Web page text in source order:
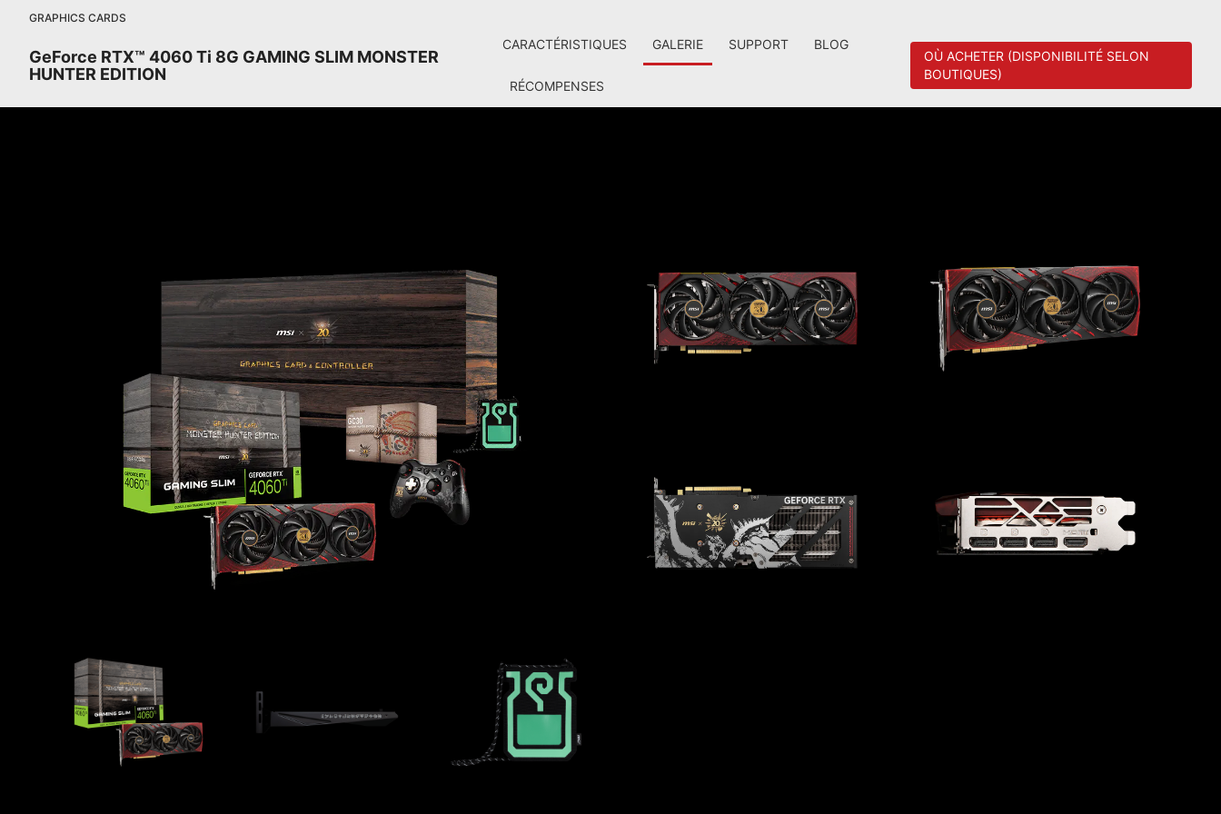
GRAPHICS CARDS
GeForce RTX™ 4060 Ti 8G GAMING SLIM MONSTER
HUNTER EDITION
CARACTÉRISTIQUES GALERIE SUPPORT BLOG
RÉCOMPENSES
OÙ ACHETER (DISPONIBILITÉ SELON
BOUTIQUES)